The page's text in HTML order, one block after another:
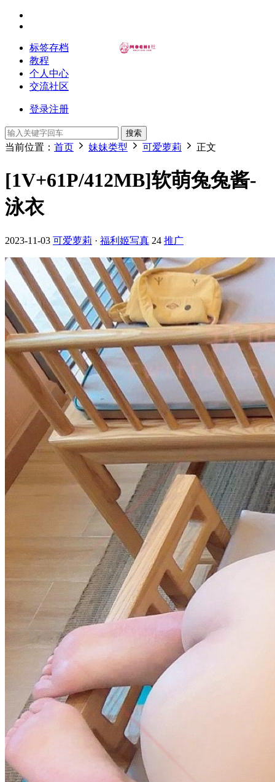
标签存档
教程
个人中心
交流社区
登录注册
搜索
当前位置： 首页 妹妹类型 可爱萝莉 正文
[1V+61P/412MB]软萌兔兔酱-
泳衣
2023-11-03 可爱萝莉 · 福利姬写真 24 推广